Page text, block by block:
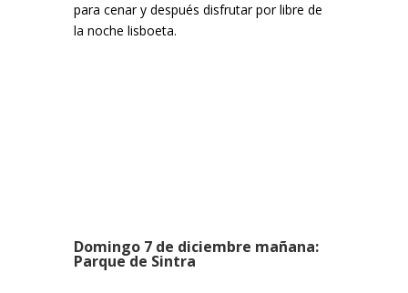
para cenar y después disfrutar por libre de
la noche lisboeta.
Domingo 7 de diciembre mañana:
Parque de Sintra